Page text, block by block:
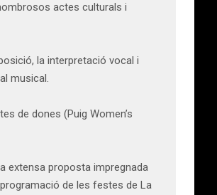
actes culturals i
la interpretació vocal i
musical.
de dones (Puig Women’s
extensa proposta impregnada
de les festes de La